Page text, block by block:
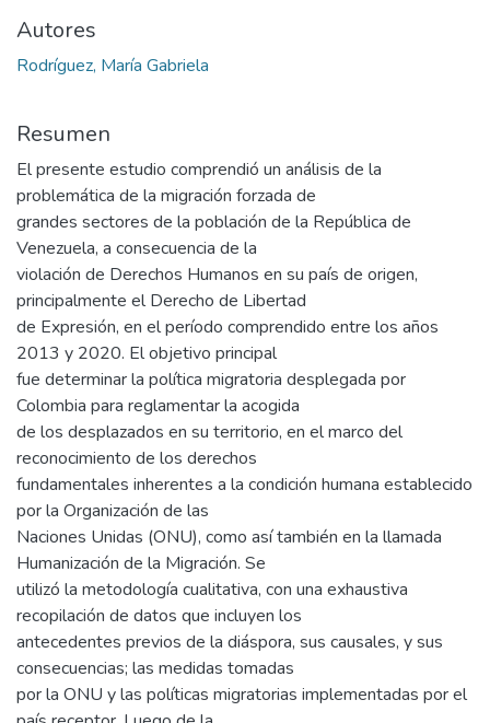
Autores
Rodríguez, María Gabriela
Resumen
El presente estudio comprendió un análisis de la
problemática de la migración forzada de
grandes sectores de la población de la República de
Venezuela, a consecuencia de la
violación de Derechos Humanos en su país de origen,
principalmente el Derecho de Libertad
de Expresión, en el período comprendido entre los años
2013 y 2020. El objetivo principal
fue determinar la política migratoria desplegada por
Colombia para reglamentar la acogida
de los desplazados en su territorio, en el marco del
reconocimiento de los derechos
fundamentales inherentes a la condición humana establecido
por la Organización de las
Naciones Unidas (ONU), como así también en la llamada
Humanización de la Migración. Se
utilizó la metodología cualitativa, con una exhaustiva
recopilación de datos que incluyen los
antecedentes previos de la diáspora, sus causales, y sus
consecuencias; las medidas tomadas
por la ONU y las políticas migratorias implementadas por el